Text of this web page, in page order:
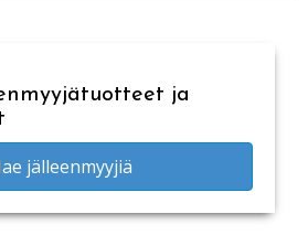
ja
jälleenmyyjiä